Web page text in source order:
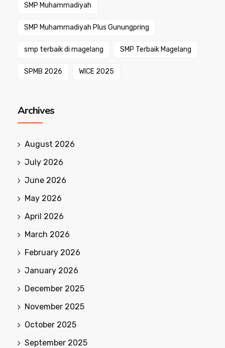
SMP Muhammadiyah
SMP Muhammadiyah Plus Gunungpring
smp terbaik di magelang SMP Terbaik Magelang
SPMB 2026 WICE 2025
Archives
August 2026
July 2026
June 2026
May 2026
April 2026
March 2026
February 2026
January 2026
December 2025
November 2025
October 2025
September 2025